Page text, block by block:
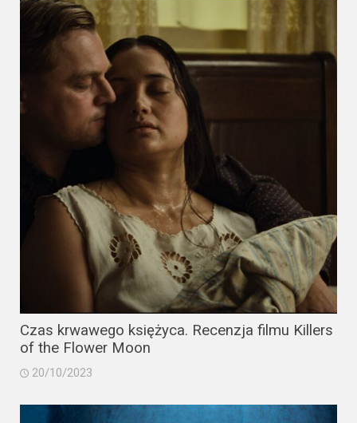
2014
Czas krwawego księżyca. Recenzja filmu Killers
of the Flower Moon
20/10/2023